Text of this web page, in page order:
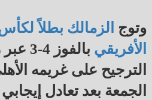
وتوج الزمالك بطلاً
الأفريقي
بالفوز
الترجيح على غريمه